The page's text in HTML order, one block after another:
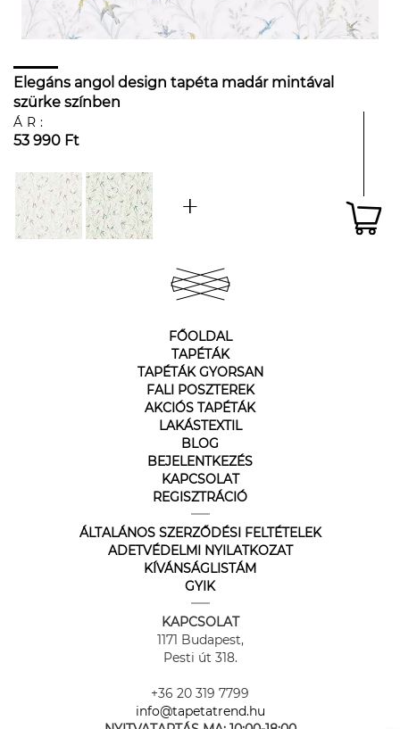
Elegáns angol design tapéta madár mintával
szürke színben
ÁR:
53 990 Ft
FŐOLDAL
TAPÉTÁK
TAPÉTÁK GYORSAN
FALI POSZTEREK
AKCIÓS TAPÉTÁK
LAKÁSTEXTIL
BLOG
BEJELENTKEZÉS
KAPCSOLAT
REGISZTRÁCIÓ
ÁLTALÁNOS SZERZŐDÉSI FELTÉTELEK
ADETVÉDELMI NYILATKOZAT
KÍVÁNSÁGLISTÁM
GYIK
KAPCSOLAT
1171 Budapest,
Pesti út 318.
+36 20 319 7799
info@tapetatrend.hu